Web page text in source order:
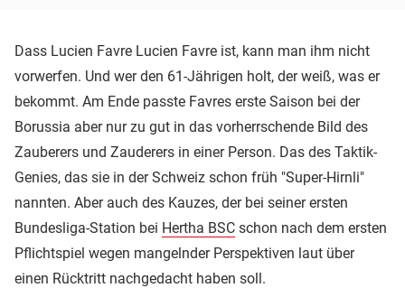
Dass Lucien Favre Lucien Favre ist, kann man ihm nicht
vorwerfen. Und wer den 61-Jährigen holt, der weiß, was er
bekommt. Am Ende passte Favres erste Saison bei der
Borussia aber nur zu gut in das vorherrschende Bild des
Zauberers und Zauderers in einer Person. Das des Taktik-
Genies, das sie in der Schweiz schon früh "Super-Hirnli"
nannten. Aber auch des Kauzes, der bei seiner ersten
Bundesliga-Station bei Hertha BSC schon nach dem ersten
Pflichtspiel wegen mangelnder Perspektiven laut über
einen Rücktritt nachgedacht haben soll.